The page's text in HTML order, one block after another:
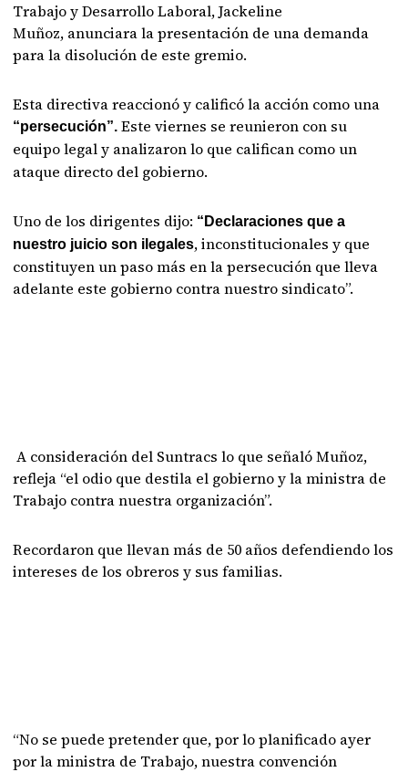
Trabajo y Desarrollo Laboral, Jackeline
Muñoz, anunciara la presentación de una demanda
para la disolución de este gremio.
Esta directiva reaccionó y calificó la acción como una
“persecución”.Este viernes se reunieron con su
equipo legaly analizaron lo que califican como un
ataque directo del gobierno.
Uno de los dirigentes dijo: “Declaraciones que a
nuestro juicio son ilegales, inconstitucionales y que
constituyen un paso más en la persecución que lleva
adelante este gobierno contra nuestro sindicato”.
A consideración del Suntracs lo que señaló Muñoz,
refleja “el odio que destila el gobierno y la ministra de
Trabajo contra nuestra organización”.
Recordaron que llevan más de 50 años defendiendo los
intereses de los obreros y sus familias.
“No se puede pretender que, por lo planificado ayer
por la ministra de Trabajo, nuestra convención